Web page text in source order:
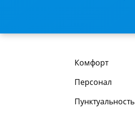
Комфорт
Персонал
Пунктуальность